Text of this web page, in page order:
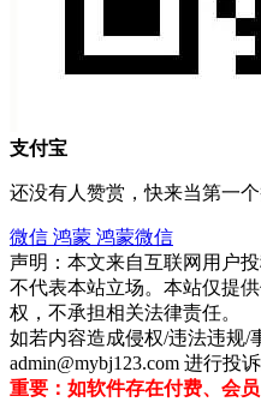
支付宝
还没有人赞赏，快来当第一个
微信 鸿蒙 鸿蒙微信
声明：本文来自互联网用户
不代表本站立场。本站仅提
权，不承担相关法律责任。
如若内容造成侵权/违法违规/
admin@mybj123.com 进行投
重要：如软件存在付费、会